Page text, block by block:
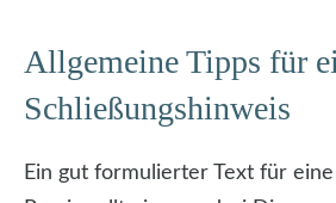
Allgemeine Tipps für
Schließungshinweis
Ein gut formulierter Text für eine